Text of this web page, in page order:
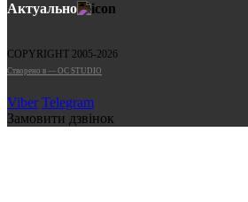
Актуально
COPYRIGHT 2005-2026
Cтворено в — OC STUDIO
Viber Telegram
Замовити дзвінок